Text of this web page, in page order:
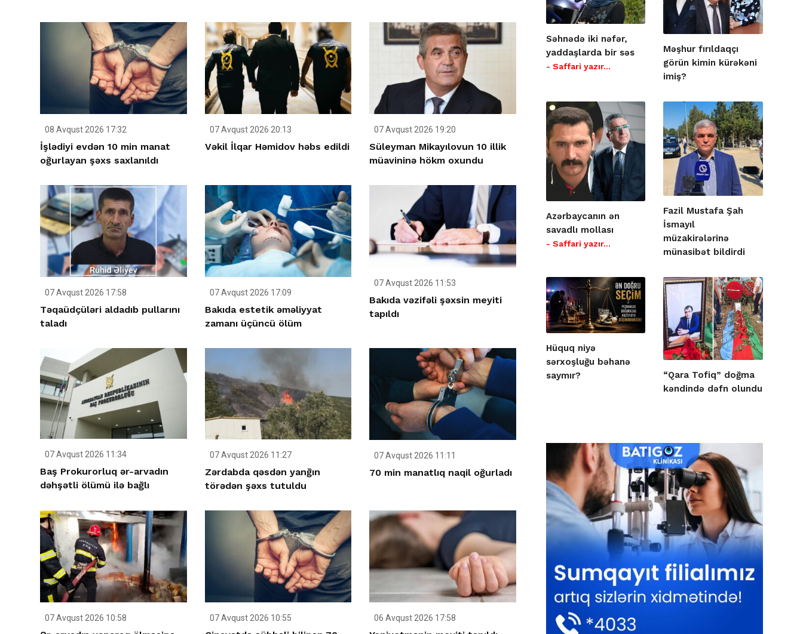
08 Avqust 2026 17:32
İşlədiyi evdən 10 min manat
oğurlayan şəxs saxlanıldı
07 Avqust 2026 20:13
Vəkil İlqar Həmidov həbs edildi
07 Avqust 2026 19:20
Süleyman Mikayılovun 10 illik
müavininə hökm oxundu
07 Avqust 2026 17:58
Təqaüdçüləri aldadıb pullarını
taladı
07 Avqust 2026 17:09
Bakıda estetik əməliyyat
zamanı üçüncü ölüm
07 Avqust 2026 11:53
Bakıda vəzifəli şəxsin meyiti
tapıldı
07 Avqust 2026 11:34
Baş Prokurorluq ər-arvadın
dəhşətli ölümü ilə bağlı
07 Avqust 2026 11:27
Zərdabda qəsdən yanğın
törədən şəxs tutuldu
07 Avqust 2026 11:11
70 min manatlıq naqil oğurladı
07 Avqust 2026 10:58 07 Avqust 2026 10:55 06 Avqust 2026 17:58
Səhnədə iki nəfər,
yaddaşlarda bir səs
- Saffari yazır…
Məşhur fırıldaqçı
görün kimin kürəkəni
imiş?
Azərbaycanın ən
savadlı mollası
- Saffari yazır…
Fazil Mustafa Şah
İsmayıl
müzakirələrinə
münasibət bildirdi
Hüquq niyə
sərxoşluğu bəhanə
saymır?
“Qara Tofiq” doğma
kəndində dəfn olundu